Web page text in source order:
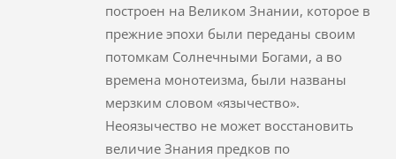
построен на Великом Знании, которое в
прежние эпохи были переданы своим
потомкам Солнечными Богами, а во
времена монотеизма, были названы
мерзким словом «язычество».
Неоязычество не может восстановить
величие Знания предков по